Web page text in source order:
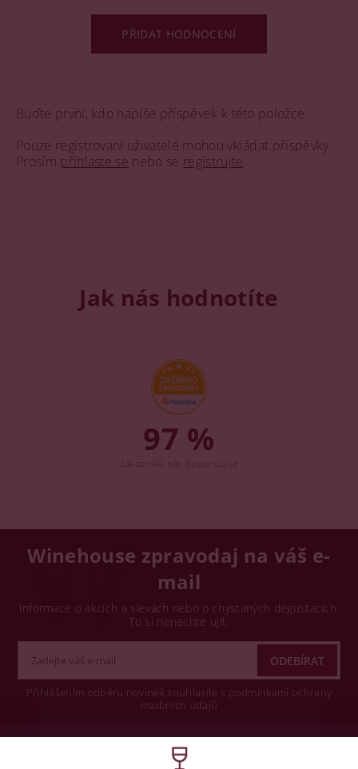
Buďte první, kdo napíše příspěvek k této položce.
Pouze registrovaní uživatelé mohou vkládat příspěvky.
Prosím přihlaste se nebo se registrujte
PŘIDAT HODNOCENÍ
Jak nás hodnotíte
97 %
Winehouse zpravodaj na váš e-
mail
Informace o akcích a slevách nebo o chystaných degustacích.
To si nenechte ujít.
Přihlášením odběru novinek souhlasíte s podmínkami ochrany
osobních údajů